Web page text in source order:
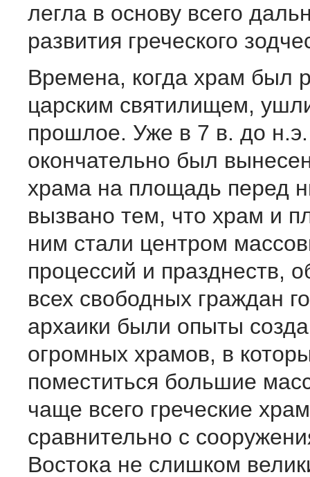
легла в основу всего
развития греческого
Времена, когда храм был
царским святилищем,
прошлое. Уже в 7 в. до
окончательно был
храма на площадь перед
вызвано тем, что храм и
ним стали центром
процессий и празднеств,
всех свободных граждан
архаики были опыты
огромных храмов, в
поместиться большие
чаще всего греческие
сравнительно с
Востока не слишком